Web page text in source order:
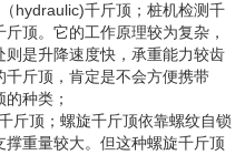
hydraulic)千斤顶；桩机检测千
顶。它的工作原理较为复杂，
是升降速度快，承重能力较齿
斤顶，肯定是不会方便携带
种类；
斤顶；螺旋千斤顶依靠螺纹自锁
重量较大。但这种螺旋千斤顶